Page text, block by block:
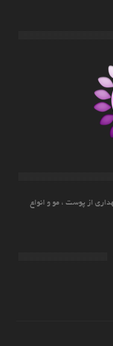
از پوست ، مو و انواع